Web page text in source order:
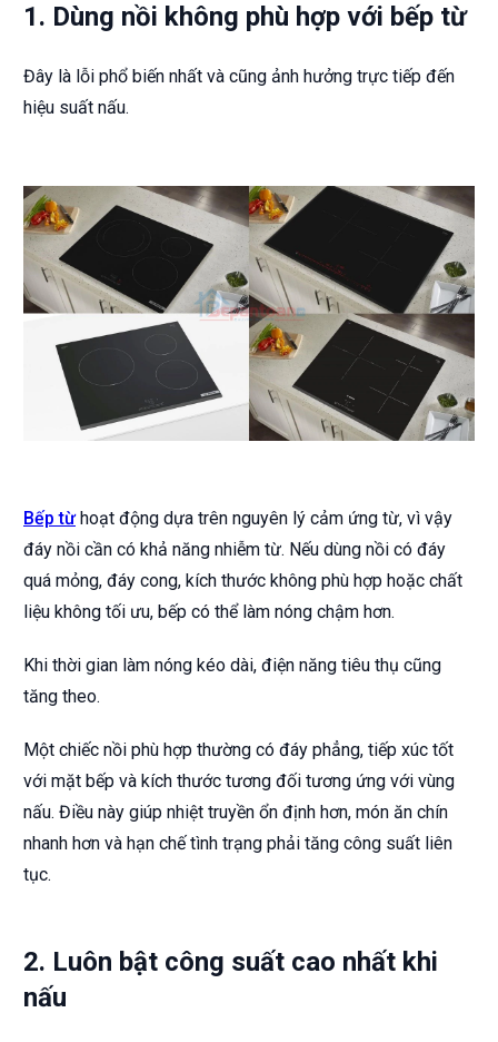
1. Dùng nồi không phù hợp với bếp từ
Đây là lỗi phổ biến nhất và cũng ảnh hưởng trực tiếp đến
hiệu suất nấu.
Bếp từhoạt động dựa trên nguyên lý cảm ứng từ, vì vậy
đáy nồi cần có khả năng nhiễm từ. Nếu dùng nồi có đáy
quá mỏng, đáy cong, kích thước không phù hợp hoặc chất
liệu không tối ưu, bếp có thể làm nóng chậm hơn.
Khi thời gian làm nóng kéo dài, điện năng tiêu thụ cũng
tăng theo.
Một chiếc nồi phù hợp thường có đáy phẳng, tiếp xúc tốt
với mặt bếp và kích thước tương đối tương ứng với vùng
nấu. Điều này giúp nhiệt truyền ổn định hơn, món ăn chín
nhanh hơn và hạn chế tình trạng phải tăng công suất liên
tục.
2. Luôn bật công suất cao nhất khi
nấu